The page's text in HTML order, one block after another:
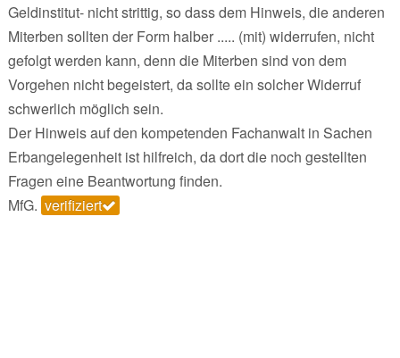
Geldinstitut- nicht strittig, so dass dem Hinweis, die anderen
Miterben sollten der Form halber ..... (mit) widerrufen, nicht
gefolgt werden kann, denn die Miterben sind von dem
Vorgehen nicht begeistert, da sollte ein solcher Widerruf
schwerlich möglich sein.
Der Hinweis auf den kompetenden Fachanwalt in Sachen
Erbangelegenheit ist hilfreich, da dort die noch gestellten
Fragen eine Beantwortung finden.
MfG. verifiziert